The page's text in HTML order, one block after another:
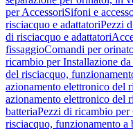
per AccessoriSifoni e
risciacquo e adattatoriPezzi
di risciacquo e adattatori
fissaggioComandi per
ricambio per Installazione da
del risciacquo,
azionamento elettronico del
azionamento elettronico del
batteriaPezzi di ricambio per
risciacquo, funzionamento a